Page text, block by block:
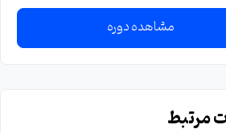
مشاهده دوره
مرتبط